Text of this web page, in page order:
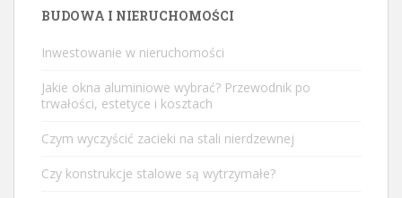
BUDOWA I NIERUCHOMOŚCI
Inwestowanie w nieruchomości
Jakie okna aluminiowe wybrać? Przewodnik po
trwałości, estetyce i kosztach
Czym wyczyścić zacieki na stali nierdzewnej
Czy konstrukcje stalowe są wytrzymałe?